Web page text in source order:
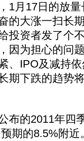
1月17日的放
的大涨一扫长
投资者发了个
因为担心的问
、IPO及减持
期下跌的趋势
的2011年四
期的8.5%附